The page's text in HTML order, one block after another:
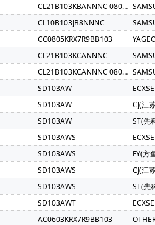
CL21B103KBANNNC 0805 X7R 10NF 50V-SMA
CL10B103JB8NNNC
CC0805KRX7R9BB103
CL21B103KCANNNC
CL21B103KCANNNC 0805 X7R 10NF 100V
SD103AW
SD103AW
CJ(江
SD103AW
ST(先
SD103AWS
SD103AWS
FY(方
SD103AWS
CJ(江
SD103AWS
ST(先
SD103AWT
AC0603KRX7R9BB103